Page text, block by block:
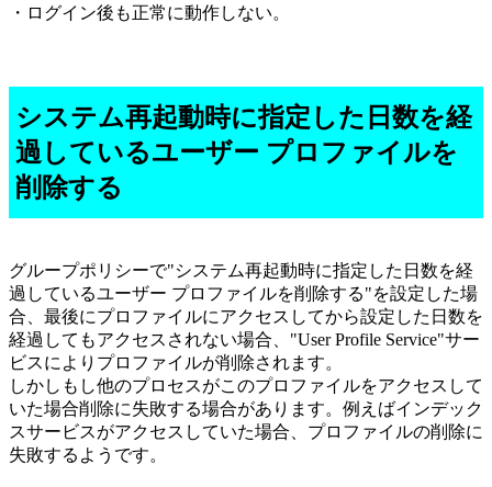
・ログイン後も正常に動作しない。
システム再起動時に指定した日数を経
過しているユーザー プロファイルを
削除する
グループポリシーで"システム再起動時に指定した日数を経
過しているユーザー プロファイルを削除する"を設定した場
合、最後にプロファイルにアクセスしてから設定した日数を
経過してもアクセスされない場合、"User Profile Service"サー
ビスによりプロファイルが削除されます。
しかしもし他のプロセスがこのプロファイルをアクセスして
いた場合削除に失敗する場合があります。例えばインデック
スサービスがアクセスしていた場合、プロファイルの削除に
失敗するようです。